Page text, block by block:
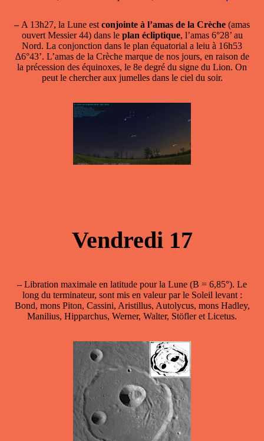
–A 13h27, la Lune est conjointe à l’amas de la Crèche (amas
ouvert Messier 44) dans le plan écliptique, l’amas 6°28’ au
Nord. La conjonction dans le plan équatorial a leiu à 16h53
∆6°43’. L’amas de la Crèche marque de nos jours, en raison de
la précession des équinoxes, le 8e degré du signe du Lion. On
peut le chercher aux jumelles dans le ciel du soir.
Vendredi 17
– Libration maximale en latitude pour la Lune (B = 6,85°). Le
long du terminateur, sont mis en valeur par le Soleil levant :
Bond, mons Piton, Cassini, Aristillus, Autolycus, mons Hadley,
Manilius, Hipparchus, Werner, Walter, Stöfler et Licetus.